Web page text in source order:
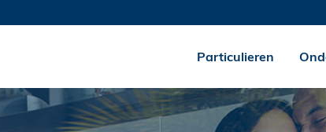
Particulieren